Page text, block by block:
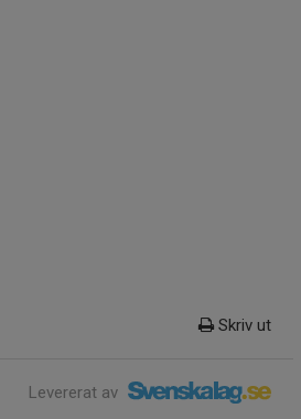
Skriv ut
Levererat av